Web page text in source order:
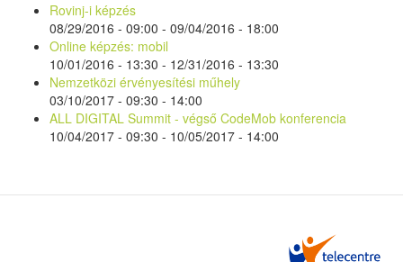
Rovinj-i képzés
08/29/2016 - 09:00 - 09/04/2016 - 18:00
Online képzés: mobil
10/01/2016 - 13:30 - 12/31/2016 - 13:30
Nemzetközi érvényesítési műhely
03/10/2017 - 09:30 - 14:00
ALL DIGITAL Summit - végső CodeMob konferencia
10/04/2017 - 09:30 - 10/05/2017 - 14:00